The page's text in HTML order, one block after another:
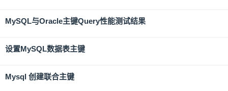
MySQL与Oracle主键Query性能测试结果
设置MySQL数据表主键
Mysql 创建联合主键